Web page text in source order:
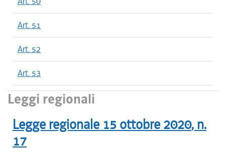
Art. 51
Art. 52
Art. 53
Leggi regionali
Legge regionale 15 ottobre 2020, n.
17